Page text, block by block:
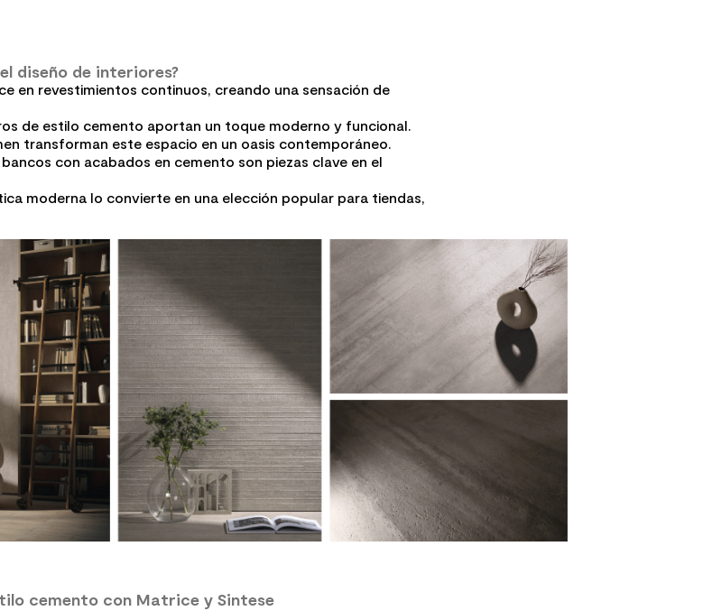
diseño de interiores?
en revestimientos continuos, creando una sensación de
de estilo cemento aportan un toque moderno y funcional.
transforman este espacio en un oasis contemporáneo.
con acabados en cemento son piezas clave en el
moderna lo convierte en una elección popular para tiendas,
cemento con Matrice y Sintese